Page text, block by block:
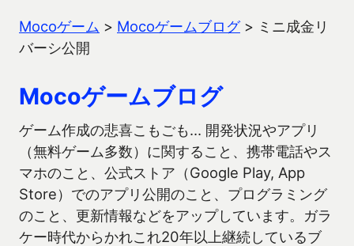
Mocoゲーム > Mocoゲームブログ> ミニ成金リ
バーシ公開
Mocoゲームブログ
ゲーム作成の悲喜こもごも… 開発状況やアプリ
（無料ゲーム多数）に関すること、携帯電話やス
マホのこと、公式ストア（Google Play, App
Store）でのアプリ公開のこと、プログラミング
のこと、更新情報などをアップしています。ガラ
ケー時代からかれこれ20年以上継続しているブ